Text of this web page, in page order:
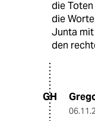
die
die
Junta
den
GH